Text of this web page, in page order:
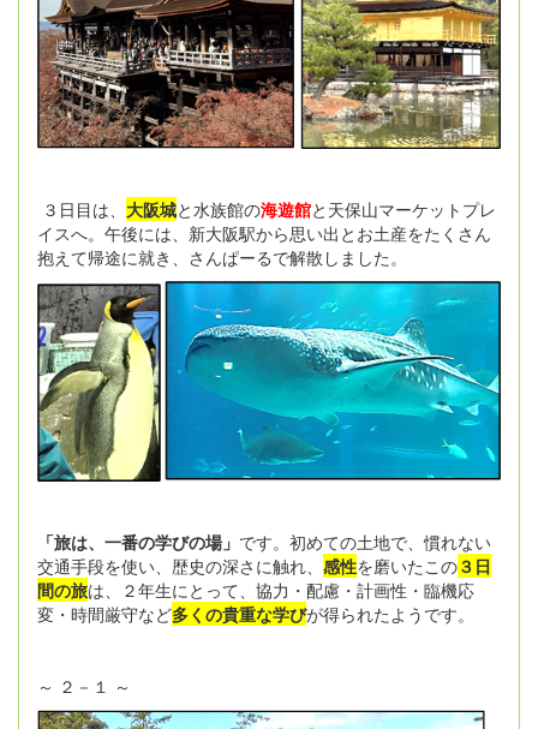
３日目は、 大阪城と水族館の海遊館と天保山マーケットプレ
イスへ。午後には、新大阪駅から思い出とお土産をたくさん
抱えて帰途に就き、さんぱーるで解散しました。
「旅は、一番の学びの場」 です。初めての土地で、慣れない
交通手段を使い、歴史の深さに触れ、 感性を磨いたこの３日
間の旅は、２年生にとって、協力・配慮・計画性・臨機応
変・時間厳守など多くの貴重な学びが得られたようです。
～ ２－１ ～